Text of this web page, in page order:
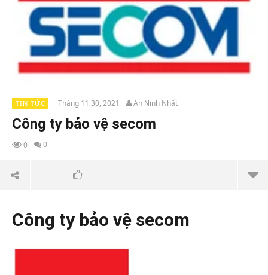
TIN TỨC Tháng 11 30, 2021 An Ninh Nhất
Công ty bảo vệ secom
0 0
Công ty bảo vệ secom